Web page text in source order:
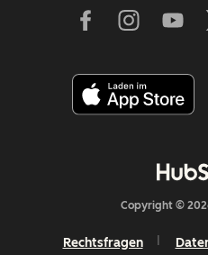
Copyright ©
Rechtsfragen